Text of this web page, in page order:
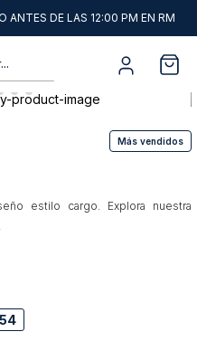
ANTES DE LAS 12:00 PM EN RM
Más vendidos
estilo cargo. Explora nuestra
54